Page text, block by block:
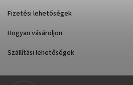
Fizetési lehetőségek
Hogyan vásároljon
Szállítási lehetőségek